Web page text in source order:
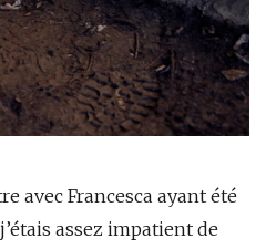
avec Francesca ayant été
assez impatient de